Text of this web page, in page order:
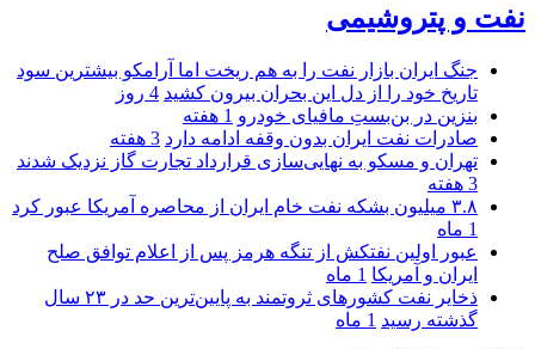
نفت و پتروشیمی
جنگ ایران بازار نفت را به هم ریخت اما آرامکو بیشترین سود
تاریخ خود را از دل این بحران بیرون کشید 4 روز
بنزین در بن‌بستِ مافیای خودرو 1 هفته
صادرات نفت ایران بدون وقفه ادامه دارد 3 هفته
تهران و مسکو به نهایی‌سازی قرارداد تجارت گاز نزدیک شدند
3 هفته
۳.۸ میلیون بشکه نفت خام ایران از محاصره آمریکا عبور کرد
1 ماه
عبور اولین نفتکش از تنگه هرمز پس از اعلام توافق صلح
ایران و آمریکا 1 ماه
ذخایر نفت کشورهای ثروتمند به پایین‌ترین حد در ۲۳ سال
گذشته رسید 1 ماه